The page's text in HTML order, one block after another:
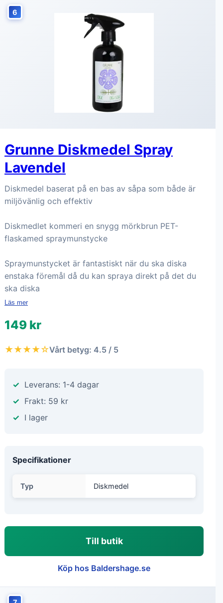
6
Grunne Diskmedel Spray
Lavendel
Diskmedel baserat på en bas av såpa som både är
miljövänlig och effektiv
Diskmedlet kommeri en snygg mörkbrun PET-
flaskamed spraymunstycke
Spraymunstycket är fantastiskt när du ska diska
enstaka föremål då du kan spraya direkt på det du
ska diska
Läs mer
149 kr
★★★★☆Vårt betyg: 4.5 / 5
Leverans: 1-4 dagar
Frakt: 59 kr
I lager
Specifikationer
Typ Diskmedel
Till butik
Köp hos Baldershage.se